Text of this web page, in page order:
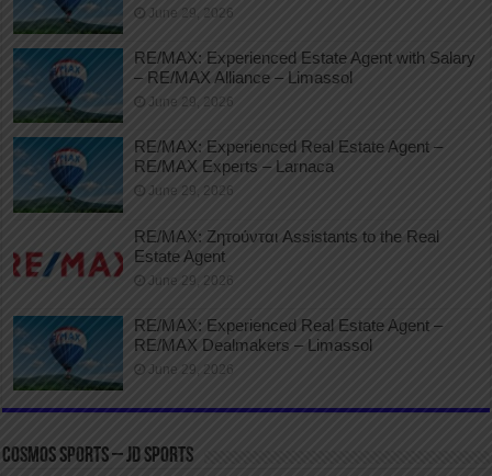
June 29, 2026
RE/MAX: Experienced Estate Agent with Salary
– RE/MAX Alliance – Limassol
June 29, 2026
RE/MAX: Experienced Real Estate Agent –
RE/MAX Experts – Larnaca
June 29, 2026
RE/MAX: Ζητούνται Assistants to the Real
Estate Agent
June 29, 2026
RE/MAX: Experienced Real Estate Agent –
RE/MAX Dealmakers – Limassol
June 29, 2026
COSMOS SPORTS – JD SPORTS